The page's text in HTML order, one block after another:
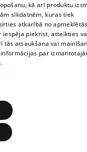
00:03:37
cenu grozs”
kā arī produktu
sīkdatnēm, kuras tiek
atkarībā no
piekrist, atteikties
tās atsaukšana vai
par